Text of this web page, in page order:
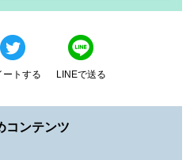
ートする LINEで送る
コンテンツ